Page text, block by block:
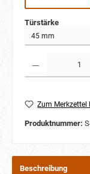
Türstärke
Zum Merkzettel
Produktnummer:
Beschreibung